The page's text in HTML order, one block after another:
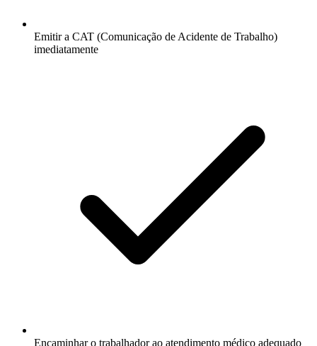
Emitir a CAT (Comunicação de Acidente de Trabalho)
imediatamente
Encaminhar o trabalhador ao atendimento médico adequado